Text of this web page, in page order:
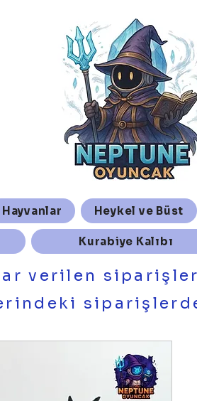
Hayvanlar Heykel ve Büst
Kurabiye Kalıbı
verilen siparişler